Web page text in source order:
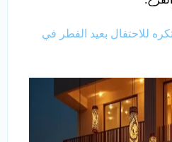
للاحتفال بعيد الفطر في